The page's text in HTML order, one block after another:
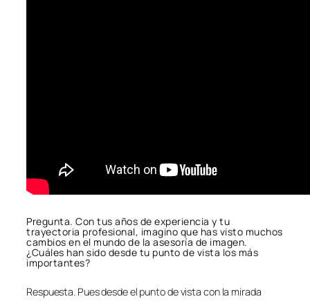
Pregunta. Con tus años de experiencia y tu
trayectoria profesional, imagino que has visto muchos
cambios en el mundo de la asesoría de imagen.
¿Cuáles han sido desde tu punto de vista los más
importantes?
Respuesta. Pues desde el punto de vista con la mirada